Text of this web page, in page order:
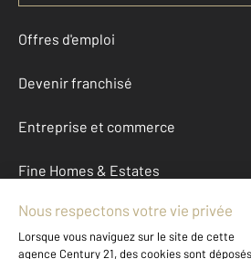
Offres d'emploi
Devenir franchisé
Entreprise et commerce
Fine Homes & Estates
À propos